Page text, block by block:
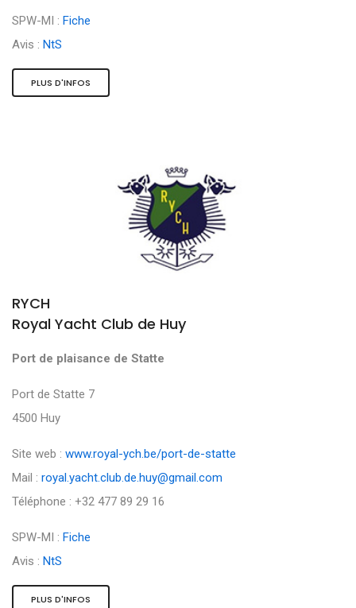
SPW-MI : Fiche
Avis : NtS
PLUS D'INFOS
RYCH
Royal Yacht Club de Huy
Port de plaisance de Statte
Port de Statte 7
4500 Huy
Site web : www.royal-ych.be/port-de-statte
Mail : royal.yacht.club.de.huy@gmail.com
Téléphone : +32 477 89 29 16
SPW-MI : Fiche
Avis : NtS
PLUS D'INFOS